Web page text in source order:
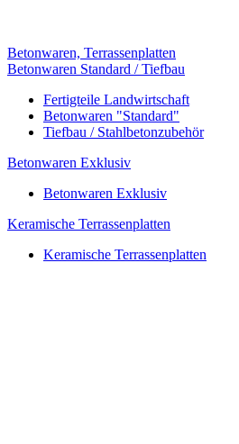
Betonwaren, Terrassenplatten
Betonwaren Standard / Tiefbau
Fertigteile Landwirtschaft
Betonwaren "Standard"
Tiefbau / Stahlbetonzubehör
Betonwaren Exklusiv
Betonwaren Exklusiv
Keramische Terrassenplatten
Keramische Terrassenplatten